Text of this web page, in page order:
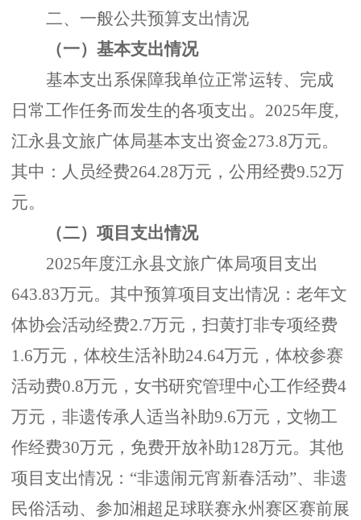
二、一般公共预算支出情况
（一）基本支出情况
基本支出系保障我单位正常运转、完成
日常工作任务而发生的各项支出。 2025年度,
江永县文旅广体局基本支出资金273.8万元。
其中：人员经费264.28万元，公用经费9.52万
元。
（二）项目支出情况
2025年度江永县文旅广体局项目支出
643.83万元。其中预算项目支出情况： 老年文
体协会活动经费2.7万元，扫黄打非专项经费
1.6万元，体校生活补助24.64万元，体校参赛
活动费0.8万元，女书研究管理中心工作经费4
万元，非遗传承人适当补助9.6万元，文物工
作经费30万元，免费开放补助128万元。其他
项目支出情况：“非遗闹元宵新春活动”、 非遗
民俗活动、参加湘超足球联赛永州赛区赛前展